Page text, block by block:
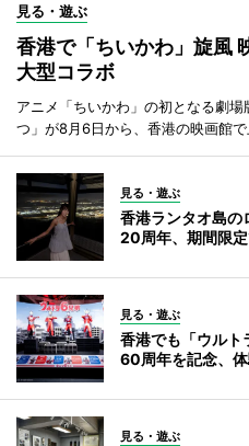
見る・遊ぶ
香港で「ちいかわ」旋風
大型コラボ
アニメ「ちいかわ」の初となる劇
つ」が8月6日から、香港の映画館で
見る・遊ぶ
香港ランタオ島
20周年、期間限
見る・遊ぶ
香港でも「ウル
60周年を記念、
見る・遊ぶ